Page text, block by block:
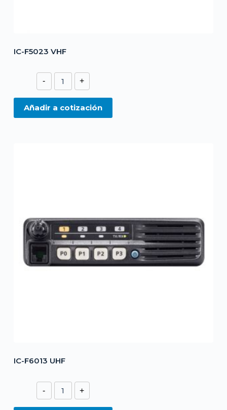
IC-F5023 VHF
-
IC-
F5023
+
Añadir a cotización
IC-F6013 UHF
-
IC-
F6013
+